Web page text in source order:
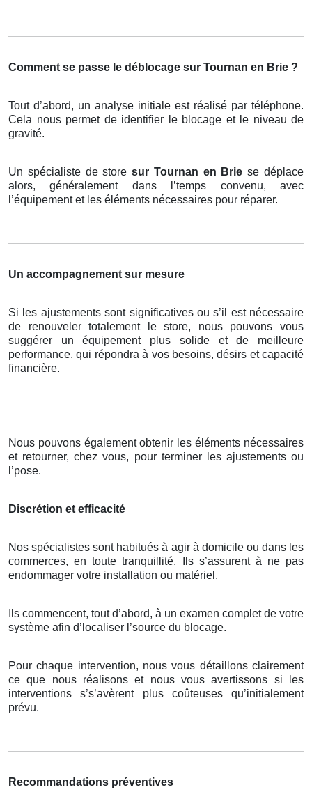
Comment se passe le déblocage sur Tournan en Brie ?
Tout d’abord, un analyse initiale est réalisé par téléphone.
Cela nous permet de identifier le blocage et le niveau de
gravité.
Un spécialiste de storesur Tournan en Briese déplace
alors, généralement dans l’temps convenu, avec
l’équipement et les éléments nécessaires pour réparer.
Un accompagnement sur mesure
Si les ajustements sont significatives ou s’il est nécessaire
de renouveler totalement le store, nous pouvons vous
suggérer un équipement plus solide et de meilleure
performance, qui répondra à vos besoins, désirs et capacité
financière.
Nous pouvons également obtenir les éléments nécessaires
et retourner, chez vous, pour terminer les ajustements ou
l’pose.
Discrétion et efficacité
Nos spécialistes sont habitués à agir à domicile ou dans les
commerces, en toute tranquillité. Ils s’assurent à ne pas
endommager votre installation ou matériel.
Ils commencent, tout d’abord, à un examen complet de votre
système afin d’localiser l’source du blocage.
Pour chaque intervention, nous vous détaillons clairement
ce que nous réalisons et nous vous avertissons si les
interventions s’s’avèrent plus coûteuses qu’initialement
prévu.
Recommandations préventives